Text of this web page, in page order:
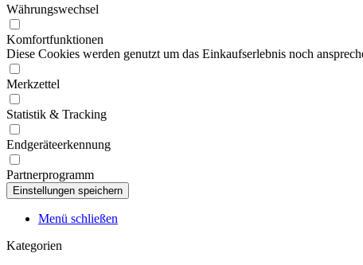
Währungswechsel
Komfortfunktionen
Diese Cookies werden genutzt um das Einkaufserlebnis noch
Merkzettel
Statistik & Tracking
Endgeräteerkennung
Partnerprogramm
Menü schließen
Kategorien